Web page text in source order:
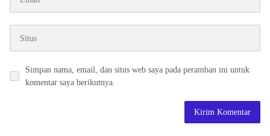
Simpan nama, email, dan situs web saya pada peramban ini untuk
komentar saya berikutnya.